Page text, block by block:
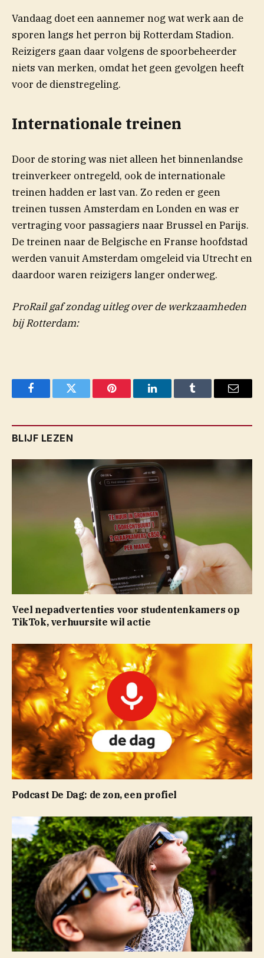
Vandaag doet een aannemer nog wat werk aan de
sporen langs het perron bij Rotterdam Stadion.
Reizigers gaan daar volgens de spoorbeheerder
niets van merken, omdat het geen gevolgen heeft
voor de dienstregeling.
Internationale treinen
Door de storing was niet alleen het binnenlandse
treinverkeer ontregeld, ook de internationale
treinen hadden er last van. Zo reden er geen
treinen tussen Amsterdam en Londen en was er
vertraging voor passagiers naar Brussel en Parijs.
De treinen naar de Belgische en Franse hoofdstad
werden vanuit Amsterdam omgeleid via Utrecht en
daardoor waren reizigers langer onderweg.
ProRail gaf zondag uitleg over de werkzaamheden
bij Rotterdam:
FacebookTwitter Pinterest LinkedInTumblr Email
BLIJF LEZEN
Veel nepadvertenties voor studentenkamers op
TikTok, verhuursite wil actie
Podcast De Dag: de zon, een profiel